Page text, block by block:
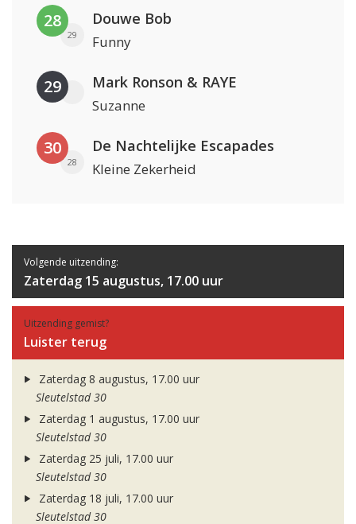
28
29
Douwe Bob
Funny
29 Mark Ronson & RAYE
Suzanne
30
28
De Nachtelijke Escapades
Kleine Zekerheid
Volgende uitzending:
Zaterdag 15 augustus, 17.00 uur
Uitzending gemist?
Luister terug
Zaterdag 8 augustus, 17.00 uur
Sleutelstad 30
Zaterdag 1 augustus, 17.00 uur
Sleutelstad 30
Zaterdag 25 juli, 17.00 uur
Sleutelstad 30
Zaterdag 18 juli, 17.00 uur
Sleutelstad 30